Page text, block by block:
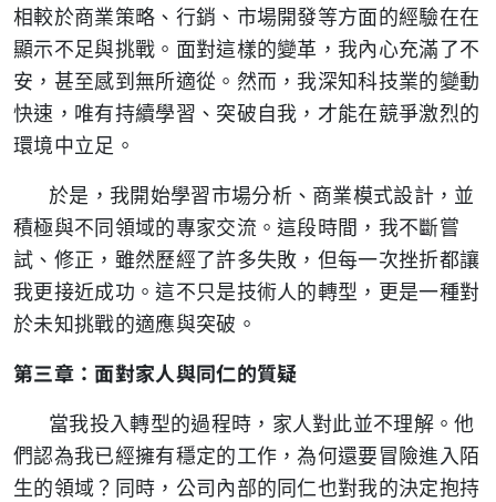
相較於商業策略、行銷、市場開發等方面的經驗在在
顯示不足與挑戰。面對這樣的變革，我內心充滿了不
安，甚至感到無所適從。然而，我深知科技業的變動
快速，唯有持續學習、突破自我，才能在競爭激烈的
環境中立足。
於是，我開始學習市場分析、商業模式設計，並
積極與不同領域的專家交流。這段時間，我不斷嘗
試、修正，雖然歷經了許多失敗，但每一次挫折都讓
我更接近成功。這不只是技術人的轉型，更是一種對
於未知挑戰的適應與突破。
第三章：面對家人與同仁的質疑
當我投入轉型的過程時，家人對此並不理解。他
們認為我已經擁有穩定的工作，為何還要冒險進入陌
生的領域？同時，公司內部的同仁也對我的決定抱持